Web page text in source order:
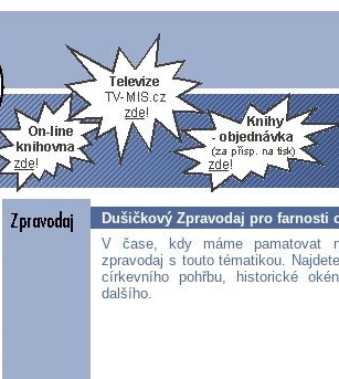
Dušičkový Zpravodaj pro farnosti
V čase, kdy máme pamatovat
zpravodaj s touto tématikou.
církevního pohřbu, historické
dalšího.